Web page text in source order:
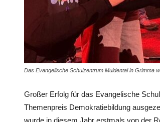
Das Evangelische Schulzentrum Muldental in Grimma
Großer Erfolg für das Evangelische
Themenpreis Demokratiebildung
wurde in diesem Jahr erstmals von der